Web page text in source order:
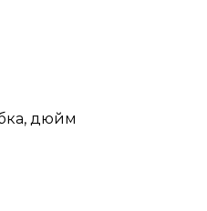
дюйм